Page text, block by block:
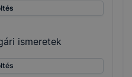
ismeretek